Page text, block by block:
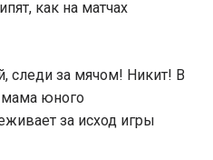
как на матчах
следи за мячом! Никит! В
мама юного
за исход игры